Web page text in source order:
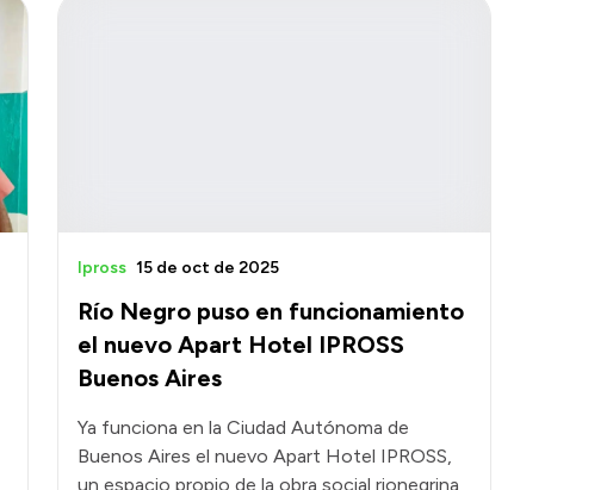
Río Negro puso en funcionamiento
el nuevo Apart Hotel IPROSS
Buenos Aires
Ipross 15 de oct de 2025
Ya funciona en la Ciudad Autónoma de
Buenos Aires el nuevo Apart Hotel IPROSS,
un espacio propio de la obra social rionegrina